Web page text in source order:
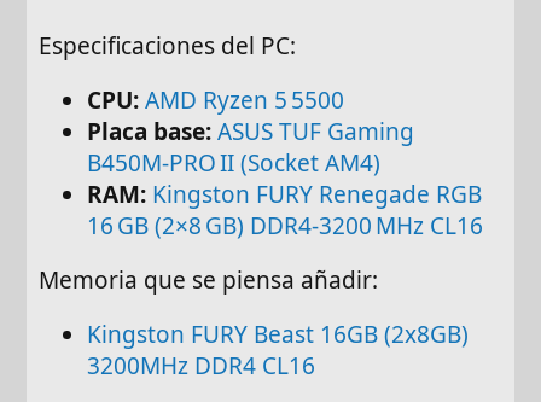
Especificaciones del PC:
CPU: AMD Ryzen 5 5500
Placa base: ASUS TUF Gaming
B450M‑PRO II (Socket AM4)
RAM: Kingston FURY Renegade RGB
16 GB (2×8 GB) DDR4‑3200 MHz CL16
Memoria que se piensa añadir:
Kingston FURY Beast 16GB (2x8GB)
3200MHz DDR4 CL16